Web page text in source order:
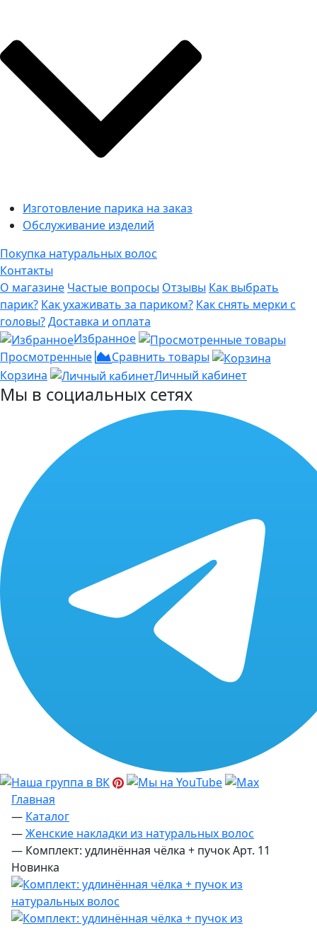
Изготовление парика на заказ
Обслуживание изделий
Покупка натуральных волос
Контакты
О магазине Частые вопросы Отзывы Как выбрать
парик? Как ухаживать за париком? Как снять мерки с
головы?Доставка и оплата
Избранное
Просмотренные
Сравнить товары
Корзина
Личный кабинет
Мы в социальных сетях
Главная
— Каталог
—Женские накладки из натуральных волос
— Комплект: удлинённая чёлка + пучок Арт. 11
Новинка